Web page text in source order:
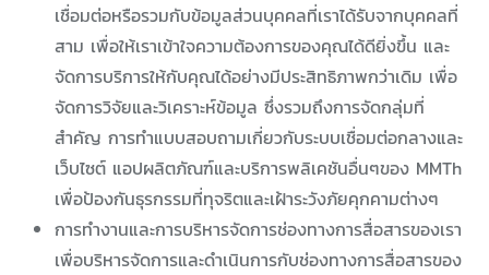
เชื่อมต่อหรือรวมกับข้อมูลส่วนบุคคลที่เราได้รับจากบุคคลที่
สาม เพื่อให้เราเข้าใจความต้องการของคุณได้ดียิ่งขึ้น และ
จัดการบริการให้กับคุณได้อย่างมีประสิทธิภาพกว่าเดิม เพื่อ
จัดการวิจัยและวิเคราะห์ข้อมูล ซึ่งรวมถึงการจัดกลุ่มที่
สำคัญ การทำแบบสอบถามเกี่ยวกับระบบเชื่อมต่อกลางและ
เว็บไซต์ แอปผลิตภัณฑ์และบริการพลิเคชันอื่นๆของ MMTh
เพื่อป้องกันธุรกรรมที่ทุจริตและเฝ้าระวังภัยคุกคามต่างๆ
การทำงานและการบริหารจัดการช่องทางการสื่อสารของเรา
เพื่อบริหารจัดการและดำเนินการกับช่องทางการสื่อสารของ